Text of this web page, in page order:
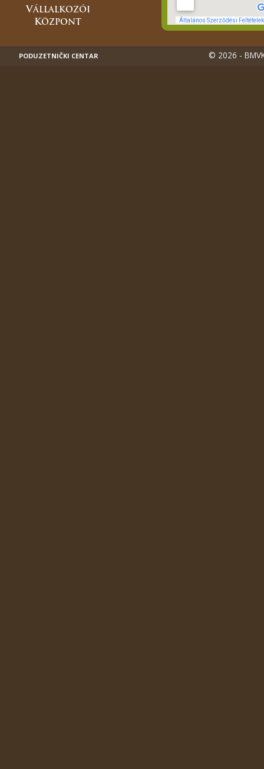
PODUZETNIČKI CENTAR © 2026 -